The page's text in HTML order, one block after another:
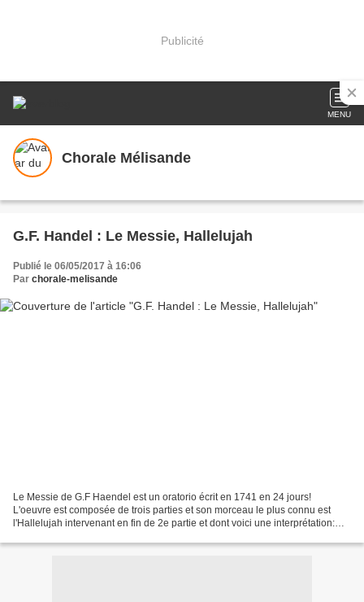
Publicité
MENU
Chorale Mélisande
G.F. Handel : Le Messie, Hallelujah
Publié le 06/05/2017 à 16:06
Par chorale-melisande
Le Messie de G.F Haendel est un oratorio écrit en 1741 en 24 jours!
L'oeuvre est composée de trois parties et son morceau le plus connu est
l'Hallelujah intervenant en fin de 2e partie et dont voici une interprétation: